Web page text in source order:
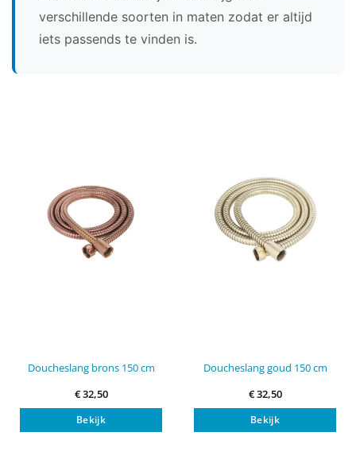
verschillende soorten in maten zodat er altijd
iets passends te vinden is.
Doucheslang brons 150 cm
€32,50
Bekijk
Doucheslang goud 150 cm
€32,50
Bekijk